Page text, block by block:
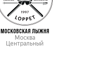
МОСКОВСКАЯ ЛЫЖНЯ
Москва
Центральный